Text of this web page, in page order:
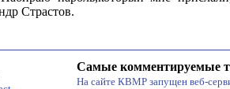
Страстов.
Самые комментируемые
На сайте КВМР запущен веб-